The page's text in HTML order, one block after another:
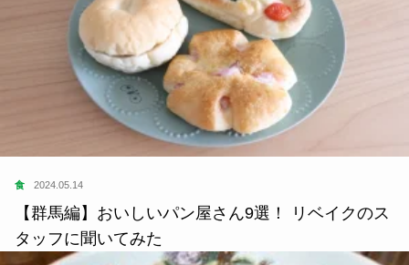
食 2024.05.14
【群馬編】おいしいパン屋さん9選！ リベイクのス
タッフに聞いてみた